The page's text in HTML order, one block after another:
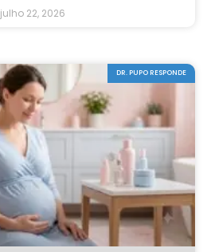
julho 22, 2026
DR. PUPO RESPONDE